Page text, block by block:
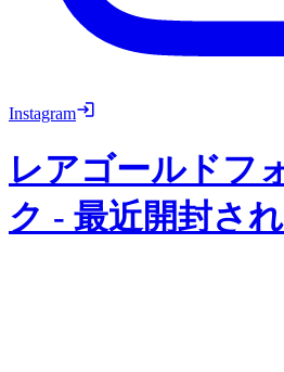
Instagram
レアゴールドフ
ク - 最近開封さ